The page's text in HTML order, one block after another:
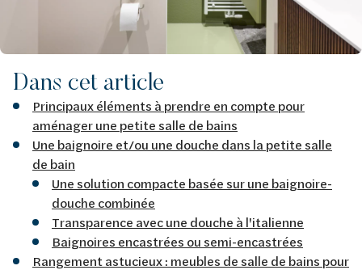
Dans cet article
Principaux éléments à prendre en compte pour
aménager une petite salle de bains
Une baignoire et/ou une douche dans la petite salle
de bain
Une solution compacte basée sur une baignoire-
douche combinée
Transparence avec une douche à l'italienne
Baignoires encastrées ou semi-encastrées
Rangement astucieux : meubles de salle de bains pour